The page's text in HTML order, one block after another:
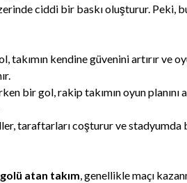
ciddi bir baskı oluşturur. Peki,
takımın kendine güvenini artırır
bir gol, rakip takımın oyun
taraftarları coşturur ve stadyumda
atan takım, genellikle maçı